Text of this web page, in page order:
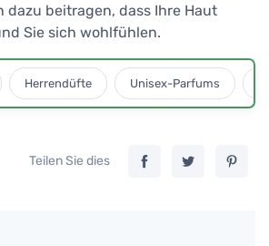
dazu beitragen, dass Ihre Haut
Sie sich wohlfühlen.
Herrendüfte Unisex-Parfums
Teilen Sie dies